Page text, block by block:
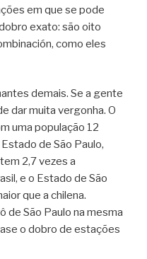
em que se pode
exato: são oito
como eles
demais. Se a gente
dar muita vergonha. O
uma população 12
de São Paulo,
2,7 vezes a
e o Estado de São
que a chilena.
de São Paulo na mesma
o dobro de estações